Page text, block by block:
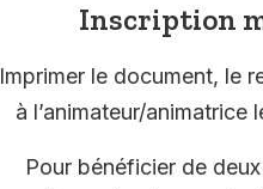
Inscription
Imprimer le document, le
à l’animateur/animatrice
Pour bénéficier de